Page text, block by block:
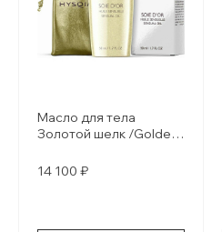
Масло для тела
Золотой шелк /Golden
14 100 ₽